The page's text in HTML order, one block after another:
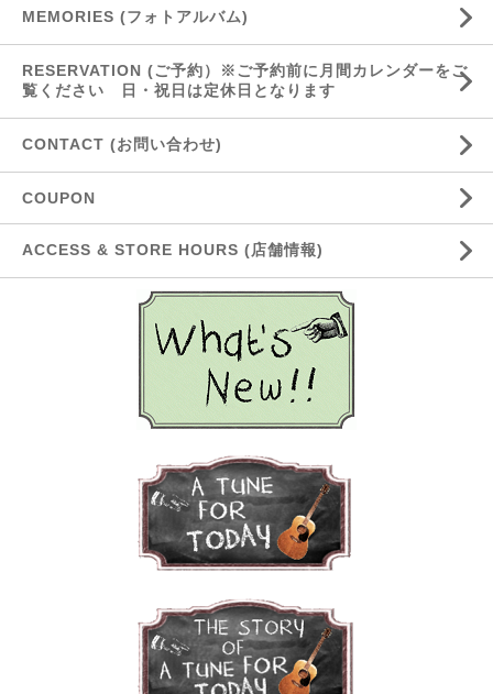
MEMORIES (フォトアルバム)
RESERVATION (ご予約）※ご予約前に月間カレンダーをご
覧ください 日・祝日は定休日となります
CONTACT (お問い合わせ)
COUPON
ACCESS & STORE HOURS (店舗情報)